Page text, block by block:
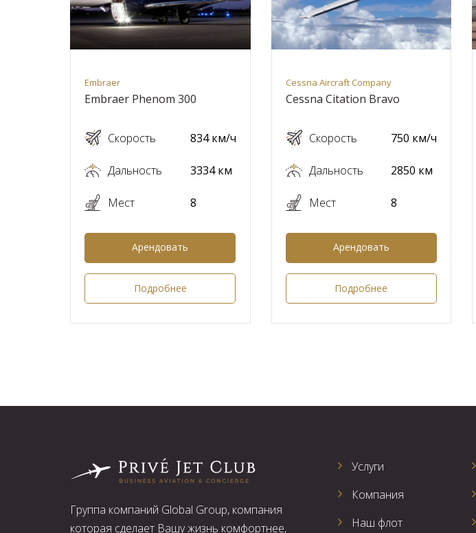
Embraer
Embraer Phenom 300
Скорость
Дальность
Мест
834 км/ч
3334 км
8
Арендовать
Подробнее
Cessna Aircraft Company
Cessna Citation Bravo
Скорость
Дальность
Мест
750 км/ч
2850 км
8
Арендовать
Подробнее
Группа компаний Global Group, компания
которая сделает Вашу жизнь комфортнее,
Услуги
Компания
Наш флот